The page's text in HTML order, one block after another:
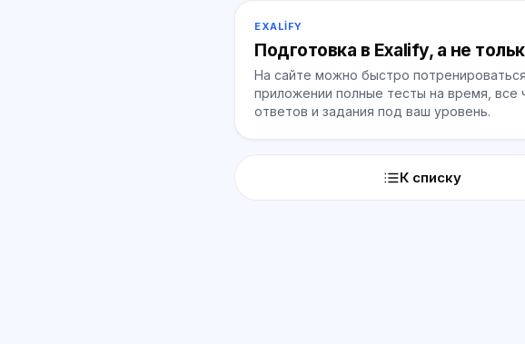
EXALIFY
Подготовка в Exalify, а не
На сайте можно быстро
приложении полные тесты на время, все
ответов и задания под ваш уровень.
К списку